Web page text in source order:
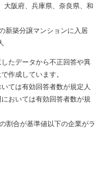
大阪府、兵庫県、奈良県、和
新築分譲マンションに入居
たデータから不正回答や異
作成しています。
ては有効回答者数が規定人
おいては有効回答者数が規
割合が基準値以下の企業がラ